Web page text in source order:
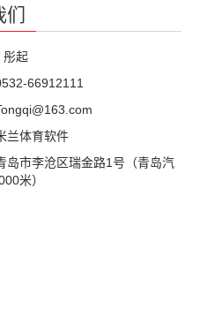
们
彤起
66912111
兰体育软件
岛市李沧区瑞金路1号（青岛汽
米）